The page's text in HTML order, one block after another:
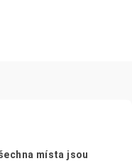
místa jsou